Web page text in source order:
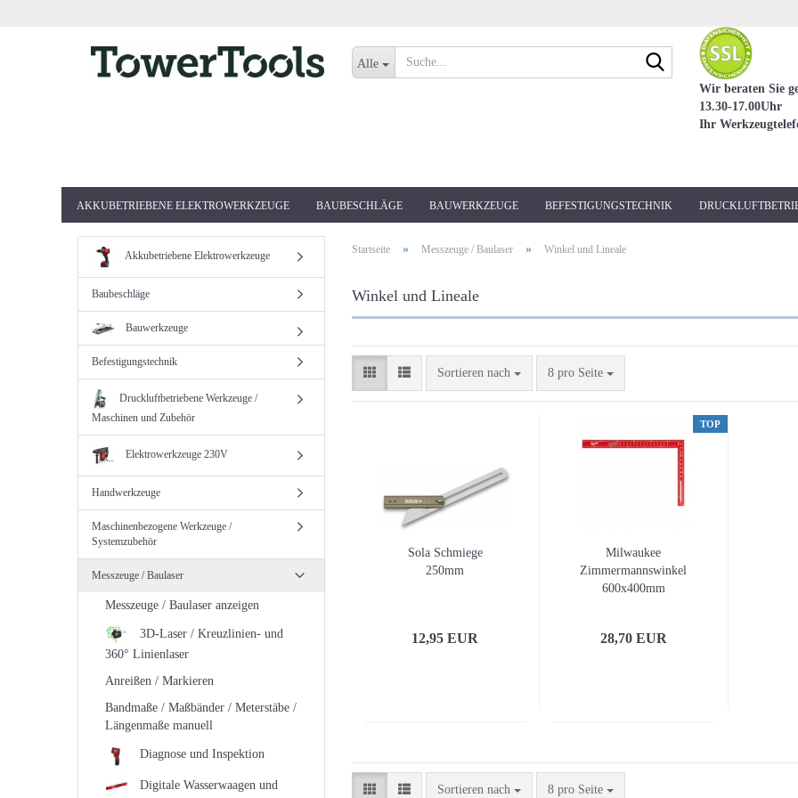
Alle
Suche...
Wir beraten Sie
13.30-17.00Uhr
Ihr
AKKUBETRIEBENE ELEKTROWERKZEUGE BAUBESCHLÄGE BAUWERKZEUGE BEFESTIGUNGSTECHNIK
Startseite » Messzeuge / Baulaser » Winkel und Lineale
Winkel und Lineale
Sortieren nach
Sortieren nach 8 pro Seite
pro Seite
Sola Schmiege
250mm
12,95 EUR
TOP
Milwaukee
Zimmermannswinkel
600x400mm
28,70 EUR
Sortieren nach
Sortieren nach 8 pro Seite
pro Seite
Akkubetriebene Elektrowerkzeuge
Baubeschläge
Bauwerkzeuge
Befestigungstechnik
Druckluftbetriebene Werkzeuge /
Maschinen und Zubehör
Elektrowerkzeuge 230V
Handwerkzeuge
Maschinenbezogene Werkzeuge /
Systemzubehör
Messzeuge / Baulaser
Messzeuge / Baulaser anzeigen
3D-Laser / Kreuzlinien- und
360° Linienlaser
Anreißen / Markieren
Bandmaße / Maßbänder / Meterstäbe /
Längenmaße manuell
Diagnose und Inspektion
Digitale Wasserwaagen und